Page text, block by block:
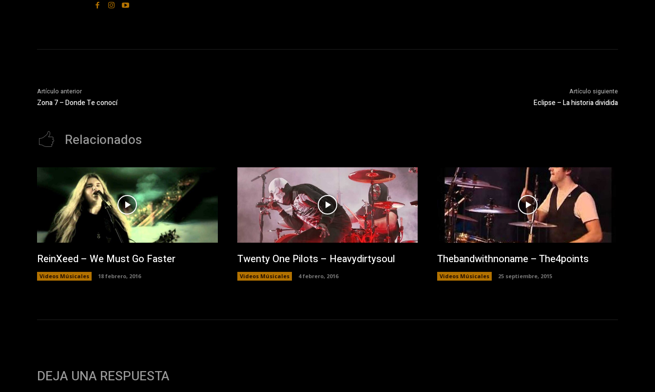
Artículo anterior
Zona 7 – Donde Te conocí
Artículo siguiente
Eclipse – La historia dividida
Relacionados
ReinXeed – We Must Go Faster
Videos Músicales 18 febrero, 2016
Twenty One Pilots – Heavydirtysoul
Videos Músicales 4 febrero, 2016
Thebandwithnoname – The4points
Videos Músicales 25 septiembre, 2015
DEJA UNA RESPUESTA